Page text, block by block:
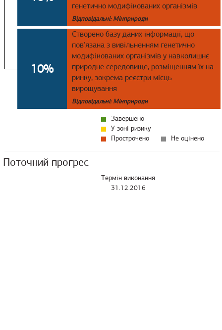
генетично модифікованих організмів
Відповідальні: Мінприроди
10%
Створено базу даних інформації, що
пов’язана з вивільненням генетично
модифікованих організмів у навколишнє
природне середовище, розміщенням їх на
ринку, зокрема реєстри місць
вирощування
Відповідальні: Мінприроди
Завершено
У зоні ризику
Прострочено
Не оцінено
Поточний прогрес
Термін виконання
31.12.2016